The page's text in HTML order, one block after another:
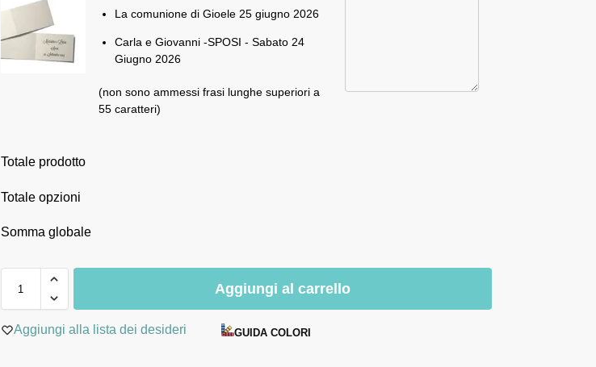
La comunione di Gioele 25 giugno 2026
Carla e Giovanni -SPOSI - Sabato 24
Giugno 2026
(non sono ammessi frasi lunghe superiori a
55 caratteri)
Totale prodotto
Totale opzioni
Somma globale
Aggiungi al carrello
Aggiungi alla lista dei desideri GUIDA COLORI